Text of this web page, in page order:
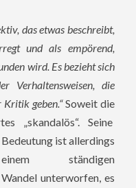
das etwas beschreibt,
und als empörend,
wird. Es bezieht sich
Verhaltensweisen, die
Kritik geben.“Soweit die
„skandalös“. Seine
Bedeutung ist allerdings
einem ständigen
Wandel unterworfen, es